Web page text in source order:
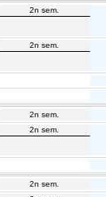
2n sem.
2n sem.
2n sem.
2n sem.
2n sem.